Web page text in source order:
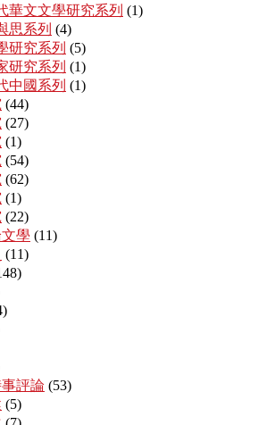
華文文學研究系列 (1)
思系列 (4)
研究系列 (5)
研究系列 (1)
中國系列 (1)
(44)
(27)
(1)
(54)
(62)
(1)
(22)
學 (11)
(11)
評論 (53)
(5)